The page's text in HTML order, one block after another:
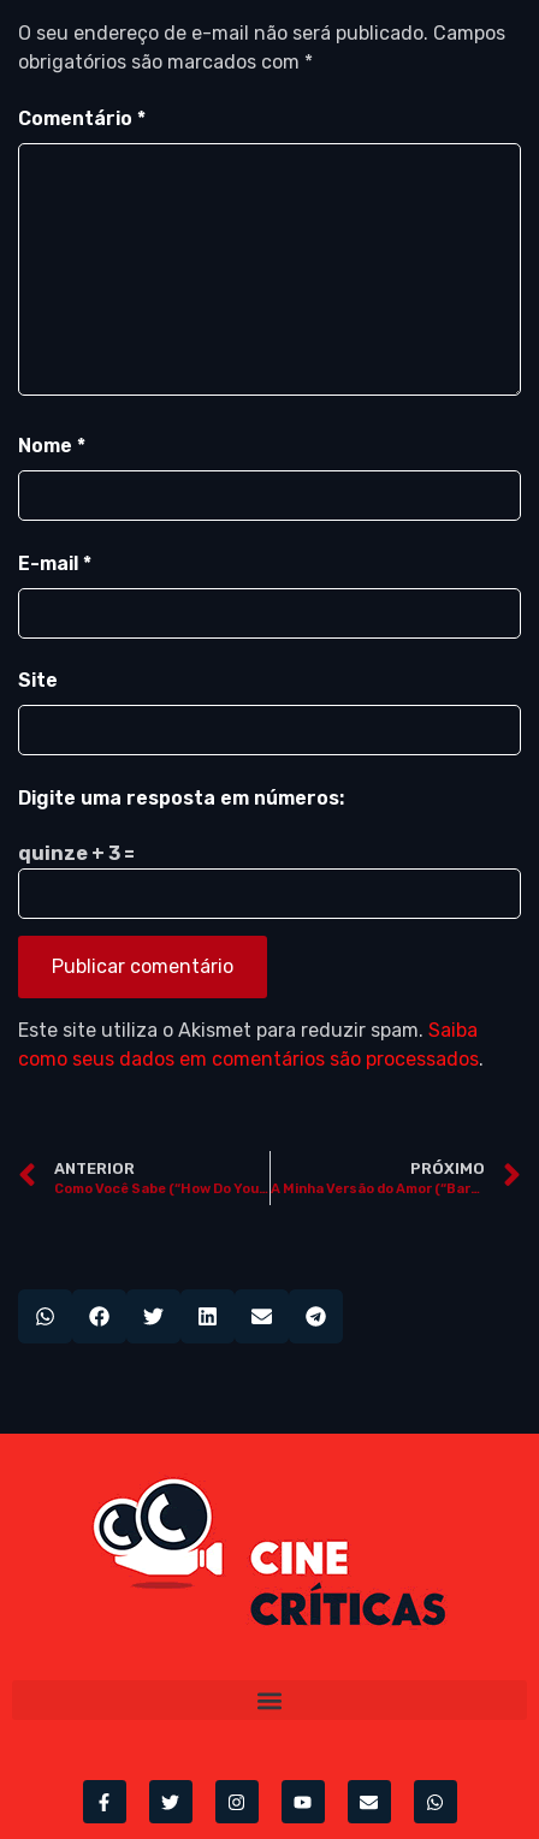
O seu endereço de e-mail não será publicado. Campos
obrigatórios são marcados com *
Comentário *
Nome *
E-mail *
Site
Digite uma resposta em números:
quinze + 3 =
Este site utiliza o Akismet para reduzir spam. Saiba
como seus dados em comentários são processados.
ANTERIOR
Como Você Sabe (“How Do You Know”)
PRÓXIMO
A Minha Versão do Amor (“Barney’s Version”)